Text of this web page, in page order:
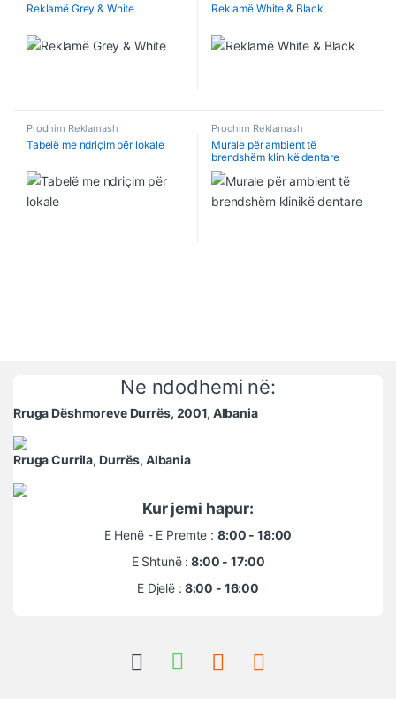
Reklamë Grey & White Reklamë White & Black
Prodhim Reklamash
Tabelë me ndriçim për lokale
Prodhim Reklamash
Murale për ambient të
brendshëm klinikë dentare
Ne ndodhemi në:
Rruga Dëshmoreve Durrës, 2001, Albania
Rruga Currila, Durrës, Albania
Kur jemi hapur:
E Henë - E Premte : 8:00 - 18:00
E Shtunë : 8:00 - 17:00
E Djelë : 8:00 - 16:00